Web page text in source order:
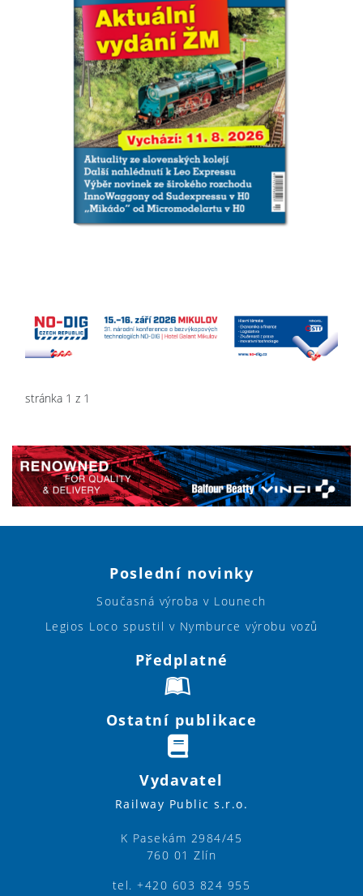
stránka 1 z 1
Poslední novinky
Současná výroba v Lounech
Legios Loco spustil v Nymburce výrobu vozů
Předplatné
Ostatní publikace
Vydavatel
Railway Public s.r.o.
K Pasekám 2984/45
760 01 Zlín
tel. +420 603 824 955